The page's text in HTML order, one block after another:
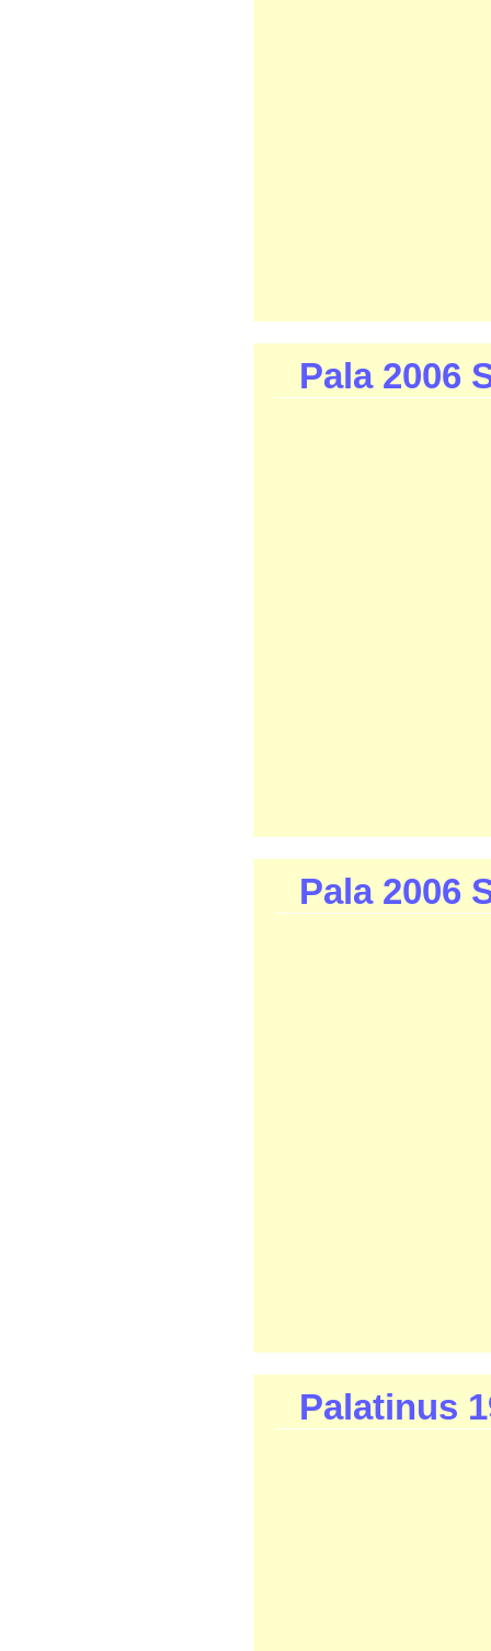
Pala 2006
Pala 2006
Palatinus